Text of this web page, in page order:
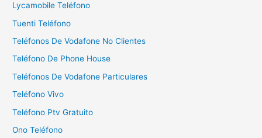
:
Lycamobile Teléfono
Tuenti Teléfono
Teléfonos De Vodafone No Clientes
Teléfono De Phone House
Teléfonos De Vodafone Particulares
Teléfono Vivo
Teléfono Ptv Gratuito
Ono Teléfono